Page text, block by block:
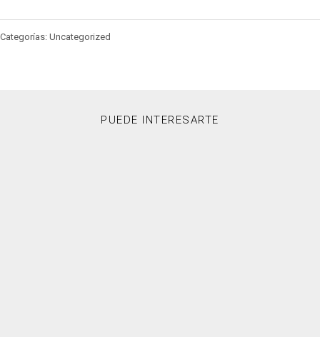
Categorías: Uncategorized
PUEDE INTERESARTE